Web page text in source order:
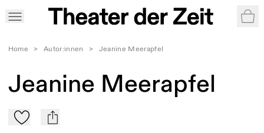
Home > Autor:innen > Jeanine Meerapfel
Jeanine Meerapfel
Zu Mein-TdZ hinzufügen
mail